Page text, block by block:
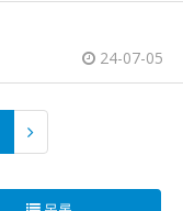
24-07-05